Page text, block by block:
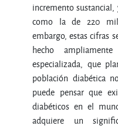
incremento
como la de 220
embargo, estas cifras
hecho
especializada, que
población diabética
puede pensar que
diabéticos en el
adquiere un